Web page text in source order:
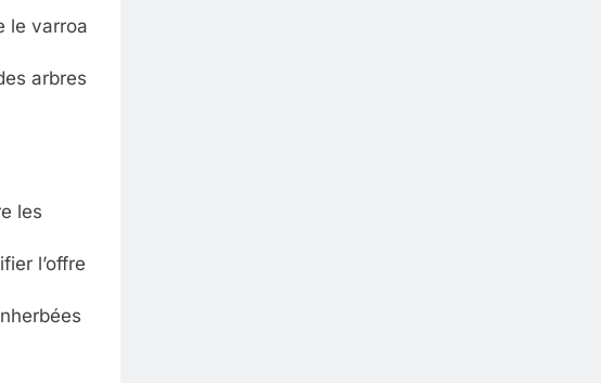
le varroa
arbres
les
l’offre